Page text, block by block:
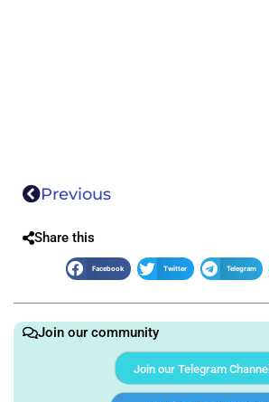
Previous
Share this
Facebook Twitter Telegram
Join our community
Join our Telegram Channel